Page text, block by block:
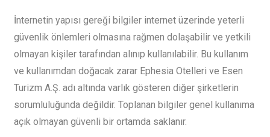
İnternetin yapısı gereği bilgiler internet üzerinde yeterli
güvenlik önlemleri olmasına rağmen dolaşabilir ve yetkili
olmayan kişiler tarafından alınıp kullanılabilir. Bu kullanım
ve kullanımdan doğacak zarar Ephesia Otelleri ve Esen
Turizm A.Ş. adı altında varlık gösteren diğer şirketlerin
sorumluluğunda değildir. Toplanan bilgiler genel kullanıma
açık olmayan güvenli bir ortamda saklanır.